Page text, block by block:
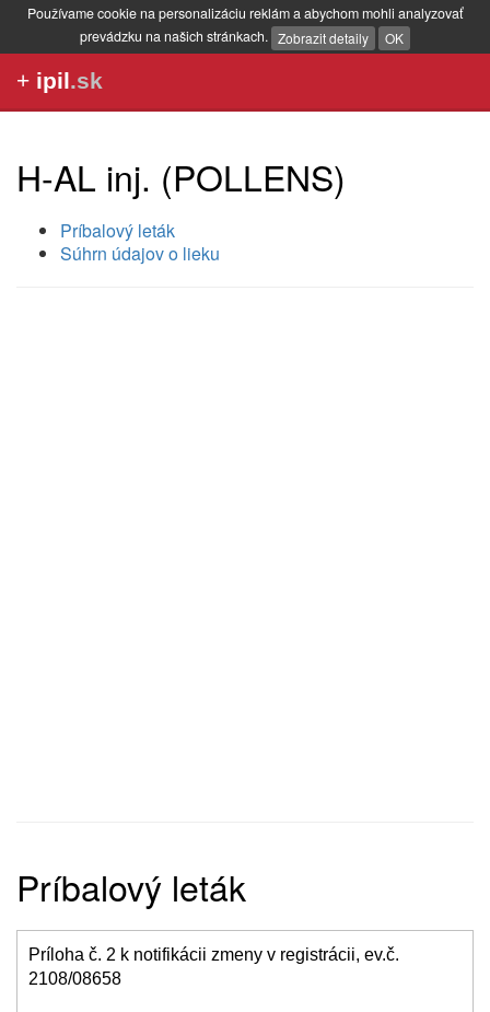
Používame cookie na personalizáciu reklám a abychom mohli analyzovať
prevádzku na našich stránkach. Zobrazit detaily OK
+ ipil.sk
H-AL inj. (POLLENS)
Príbalový leták
Súhrn údajov o lieku
Príbalový leták
Príloha č. 2 k notifikácii zmeny v registrácii, ev.č.
2108/08658